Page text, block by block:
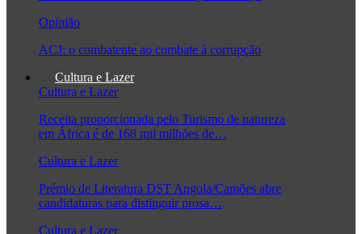
Opinião
ACJ: o combatente ao combate à corrupção
Cultura e Lazer
Cultura e Lazer
Receita proporcionada pelo Turismo de natureza
em África é de 168 mil milhões de…
Cultura e Lazer
Prémio de Literatura DST Angola/Camões abre
candidaturas para distinguir prosa…
Cultura e Lazer